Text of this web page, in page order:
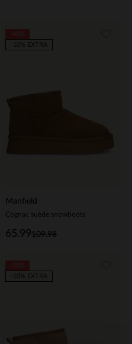
Manfield
Cognac suède snowboots
109.98
65.99
-10% EXTRA
-10% EXTRA